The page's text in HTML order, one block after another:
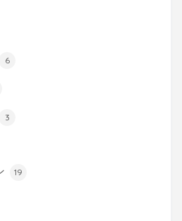
6
3
19